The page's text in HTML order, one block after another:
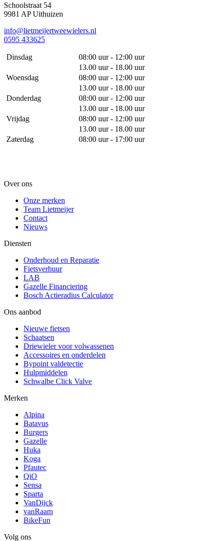
Schoolstraat 54
9981 AP Uithuizen
info@lietmeijertweewielers.nl
0595 433625
Dinsdag
08:00 uur - 12:00 uur
13.00 uur - 18.00 uur
Woensdag
08:00 uur - 12:00 uur
13.00 uur - 18.00 uur
Donderdag
08:00 uur - 12:00 uur
13.00 uur - 18.00 uur
Vrijdag
08:00 uur - 12:00 uur
13.00 uur - 18.00 uur
Zaterdag
08:00 uur - 17:00 uur
Over ons
Onze merken
Team Lietmeijer
Contact
Nieuws
Diensten
Onderhoud en Reparatie
Fietsverhuur
LAB
Gazelle Financiering
Bosch Actieradius Calculator
Ons aanbod
Nieuwe fietsen
Schaatsen
Driewieler voor volwassenen
Accessoires en onderdelen
Bypoint valdetectie
Hulpmiddelen
Schwalbe Click Valve
Merken
Alpina
Batavus
Burgers
Gazelle
Huka
Koga
Pfautec
QiO
Sensa
Sparta
VanDijck
vanRaam
BikeFun
Volg ons